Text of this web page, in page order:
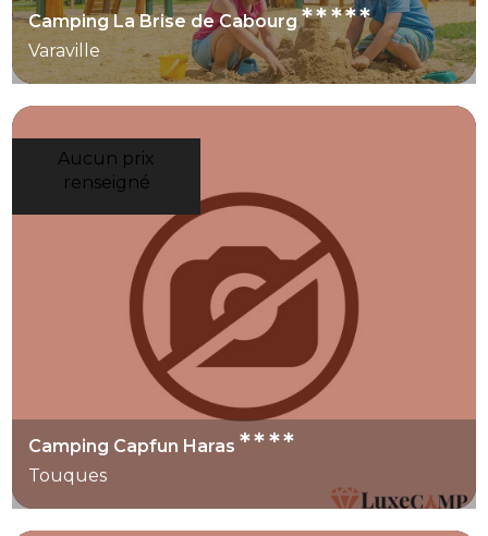
Camping La Brise de Cabourg*****
Varaville
Aucun prix
renseigné
Camping Capfun Haras****
Touques